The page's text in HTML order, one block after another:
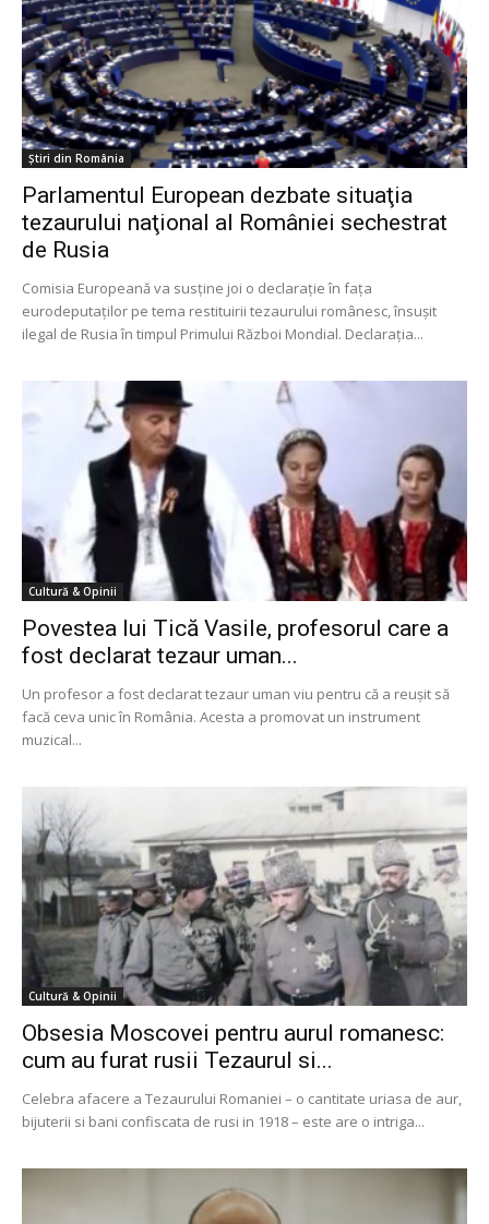
Știri din România
Parlamentul European dezbate situaţia
tezaurului naţional al României sechestrat
de Rusia
Comisia Europeană va susţine joi o declaraţie în faţa
eurodeputaţilor pe tema restituirii tezaurului românesc, însuşit
ilegal de Rusia în timpul Primului Război Mondial. Declaraţia...
Cultură & Opinii
Povestea lui Tică Vasile, profesorul care a
fost declarat tezaur uman...
Un profesor a fost declarat tezaur uman viu pentru că a reușit să
facă ceva unic în România. Acesta a promovat un instrument
muzical...
Cultură & Opinii
Obsesia Moscovei pentru aurul romanesc:
cum au furat rusii Tezaurul si...
Celebra afacere a Tezaurului Romaniei – o cantitate uriasa de aur,
bijuterii si bani confiscata de rusi in 1918 – este are o intriga...